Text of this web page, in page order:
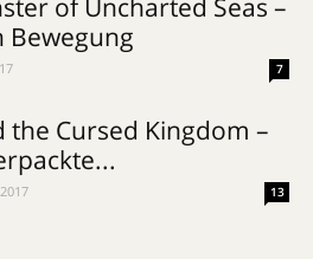
of Uncharted Seas –
Bewegung
7
the Cursed Kingdom –
13